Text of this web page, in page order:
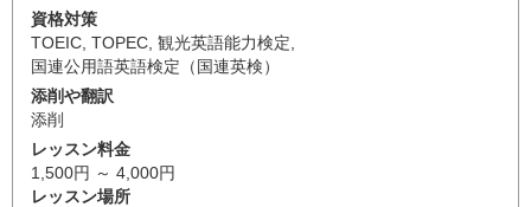
資格対策
TOEIC TOPEC 観光英語能力検定
国連公用語英語検定（国連英検）
添削や翻訳
添削
レッスン料金
1,500円 ～ 4,000円
レッスン場所